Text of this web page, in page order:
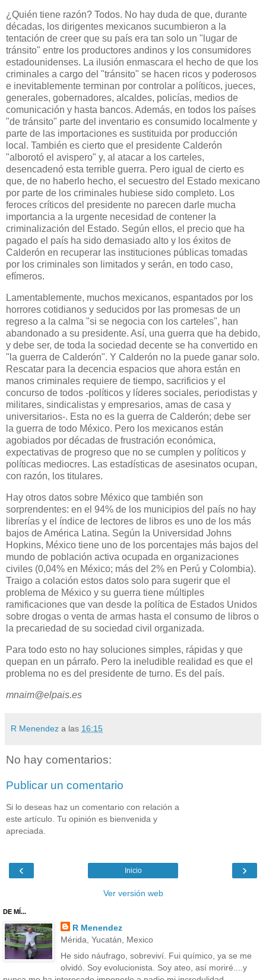
¿Quién tiene razón? Todos. No hay duda de que, durante
décadas, los dirigentes mexicanos sucumbieron a la
tentación de creer que su país era tan solo un "lugar de
tránsito" entre los productores andinos y los consumidores
estadounidenses. La ilusión enmascara el hecho de que los
criminales a cargo del "tránsito" se hacen ricos y poderosos
e inevitablemente terminan por controlar a políticos, jueces,
generales, gobernadores, alcaldes, policías, medios de
comunicación y hasta bancos. Además, en todos los países
"de tránsito" parte del inventario es consumido localmente y
parte de las importaciones es sustituida por producción
local. También es cierto que el presidente Calderón
"alborotó el avispero" y, al atacar a los carteles,
desencadenó esta terrible guerra. Pero igual de cierto es
que, de no haberlo hecho, el secuestro del Estado mexicano
por parte de los criminales hubiese sido completo. Los
feroces críticos del presidente no parecen darle mucha
importancia a la urgente necesidad de contener la
criminalización del Estado. Según ellos, el precio que ha
pagado el país ha sido demasiado alto y los éxitos de
Calderón en recuperar las instituciones públicas tomadas
por los criminales son limitados y serán, en todo caso,
efímeros.
Lamentablemente, muchos mexicanos, espantados por los
horrores cotidianos y seducidos por las promesas de un
regreso a la calma "si se negocia con los carteles", han
abandonado a su presidente. Así, una guerra que ha debido,
y debe ser, de toda la sociedad decente se ha convertido en
"la guerra de Calderón". Y Calderón no la puede ganar solo.
Rescatar para la decencia espacios que ahora están en
manos criminales requiere de tiempo, sacrificios y el
concurso de todos -políticos y líderes sociales, periodistas y
militares, sindicalistas y empresarios, amas de casa y
universitarios-. Esta no es la guerra de Calderón; debe ser
la guerra de todo México. Pero los mexicanos están
agobiados por décadas de frustración económica,
expectativas de progreso que no se cumplen y políticos y
políticas mediocres. Las estadísticas de asesinatos ocupan,
con razón, los titulares.
Hay otros datos sobre México que también son
sorprendentes: en el 94% de los municipios del país no hay
librerías y el índice de lectores de libros es uno de los más
bajos de América Latina. Según la Universidad Johns
Hopkins, México tiene uno de los porcentajes más bajos del
mundo de población activa ocupada en organizaciones
civiles (0,04% en México; más del 2% en Perú y Colombia).
Traigo a colación estos datos solo para sugerir que el
problema de México y su guerra tiene múltiples
ramificaciones que van desde la política de Estados Unidos
sobre drogas o venta de armas hasta el consumo de libros o
la precariedad de su sociedad civil organizada.
Para todo esto no hay soluciones simples, rápidas y que
quepan en un párrafo. Pero la ineludible realidad es que el
problema no es del presidente de turno. Es del país.
mnaim@elpais.es
R Menendez a las 16:15
No hay comentarios:
Publicar un comentario
Si lo deseas haz un comentario con relación a
este artículo. Tu opinión es bienvenida y
apreciada.
‹ ›
Inicio
Ver versión web
DE MÍ...
R Menendez
Mérida, Yucatán, Mexico
He sido náufrago, sobreviví. Fui químico, ya se me
olvidó. Soy evolucionista. Soy ateo, así moriré....y